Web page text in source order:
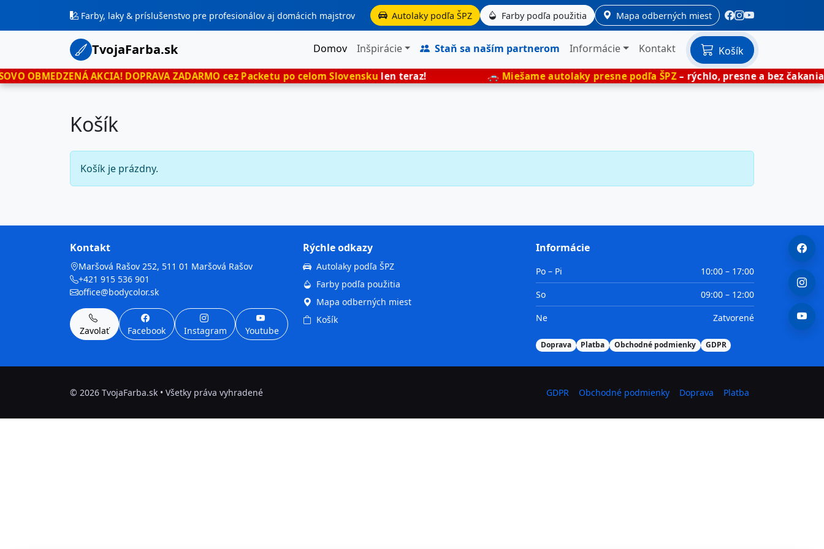
Farby, laky & príslušenstvo pre profesionálov aj domácich majstrov Autolaky podľa ŠPZ Farby podľa použitia Mapa odberných miest
TvojaFarba.sk Domov Inšpirácie Staň sa naším partnerom Informácie Kontakt Košík
OBMEDZENÁ AKCIA! DOPRAVA ZADARMO cez Packetu po celom Slovenskulen teraz! 🚗Miešame autolaky presne podľa ŠPZ– rýchlo, presne a bez čakania.
Košík
Košík je prázdny.
Kontakt
Maršová Rašov 252, 511 01 Maršová Rašov
+421 915 536 901
office@bodycolor.sk
Zavolať Facebook Instagram Youtube
Rýchle odkazy
Autolaky podľa ŠPZ
Farby podľa použitia
Mapa odberných miest
Košík
Informácie
Po – Pi
10:00 – 17:00
So
09:00 – 12:00
Ne
Zatvorené
Doprava Platba Obchodné podmienky GDPR
© 2026 TvojaFarba.sk • Všetky práva vyhradené GDPR Obchodné podmienky Doprava Platba